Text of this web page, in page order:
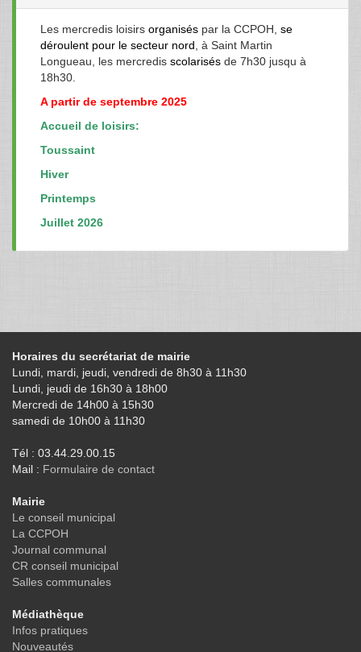
Les mercredis loisirs organisés par la CCPOH, se
déroulent pour le secteur nord , à Saint Martin
Longueau, les mercredis scolarisés de 7h30 jusqu à
18h30.
A partir de septembre 2025
Accueil de loisirs:
Toussaint
Hiver
Printemps
Juillet 2026
Horaires du secrétariat de mairie
Lundi, mardi, jeudi, vendredi de 8h30 à 11h30
Lundi, jeudi de 16h30 à 18h00
Mercredi de 14h00 à 15h30
samedi de 10h00 à 11h30
Tél : 03.44.29.00.15
Mail : Formulaire de contact
Mairie
Le conseil municipal
La CCPOH
Journal communal
CR conseil municipal
Salles communales
Médiathèque
Infos pratiques
Nouveautés